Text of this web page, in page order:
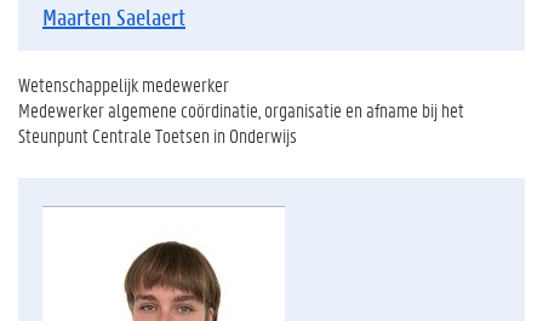
Maarten Saelaert
Wetenschappelijk medewerker
Medewerker algemene coördinatie, organisatie en afname bij het
Steunpunt Centrale Toetsen in Onderwijs